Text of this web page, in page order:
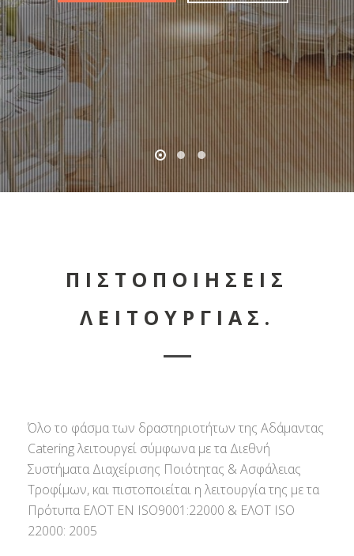
ΠΙΣΤΟΠΟΙΗΣΕΙΣ
ΛΕΙΤΟΥΡΓΙΑΣ.
Όλο το φάσμα των δραστηριοτήτων της Αδάμαντας
Catering λειτουργεί σύμφωνα με τα Διεθνή
Συστήματα Διαχείρισης Ποιότητας & Ασφάλειας
Τροφίμων, και πιστοποιείται η λειτουργία της με τα
Πρότυπα ΕΛΟΤ ΕΝ ISO9001:22000 & ΕΛΟΤ ISO
22000: 2005